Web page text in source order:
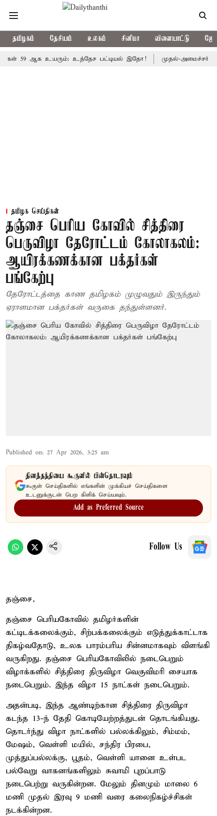
தமிழகம் தேசியம் உலகம் சினிமா விளையாட்டு
ஆக உயரும்: உத்தேச பட்டியல் இதோ! முதல்-அமைச்சர் விஜய்
தமிழக செய்திகள்
தஞ்சை பெரிய கோவில் சித்திரை
பெருவிழா தேரோட்டம் கோலாகலம்:
ஆயிரக்கணக்கான பக்தர்கள்
பங்கேற்பு
தேரோட்டத்தை காண தமிழகம் முழுவதும் இருந்தும்
ஏராளமான பக்தர்கள் வருகை தந்துள்ளனர்.
Published on: 27 Apr 2026, 3:25 am
தினத்தந்தியை கூகுளில் பின்தொடரவும்
கூகுள் செய்திகளில் எங்களின் முக்கியச் செய்திகளை
உடனுக்குடன் பெற கிளிக் செய்யவும்.
Add as Preferred Source
Follow Us
தஞ்சை,
தஞ்சை பெரியகோவில் தமிழர்களின்
கட்டிடக்கலைக்கும், சிற்பக்கலைக்கும் எடுத்துக்காட்டாக
திகழ்வதோடு, உலக பாரம்பரிய சின்னமாகவும் விளங்கி
வருகிறது. தஞ்சை பெரியகோவிலில் நடைபெறும்
விழாக்களில் சித்திரை திருவிழா வெகுவிமரி சையாக
நடைபெறும். இந்த விழா 15 நாட்கள் நடைபெறும்.
அதன்படி, இந்த ஆண்டிற்கான சித்திரை திருவிழா
கடந்த 13-ந் தேதி கொடியேற்றத்துடன் தொடங்கியது.
தொடர்ந்து விழா நாட்களில் பல்லக்கிலும், சிம்மம்,
மேஷம், வெள்ளி மயில், சந்திர பிரபை,
முத்துப்பல்லக்கு, பூதம், வெள்ளி யானை உள்பட
பல்வேறு வாகனங்களிலும் சுவாமி புறப்பாடு
நடைபெற்று வருகின்றன. மேலும் தினமும் மாலை 6
மணி முதல் இரவு 9 மணி வரை கலைநிகழ்ச்சிகள்
நடக்கின்றன.